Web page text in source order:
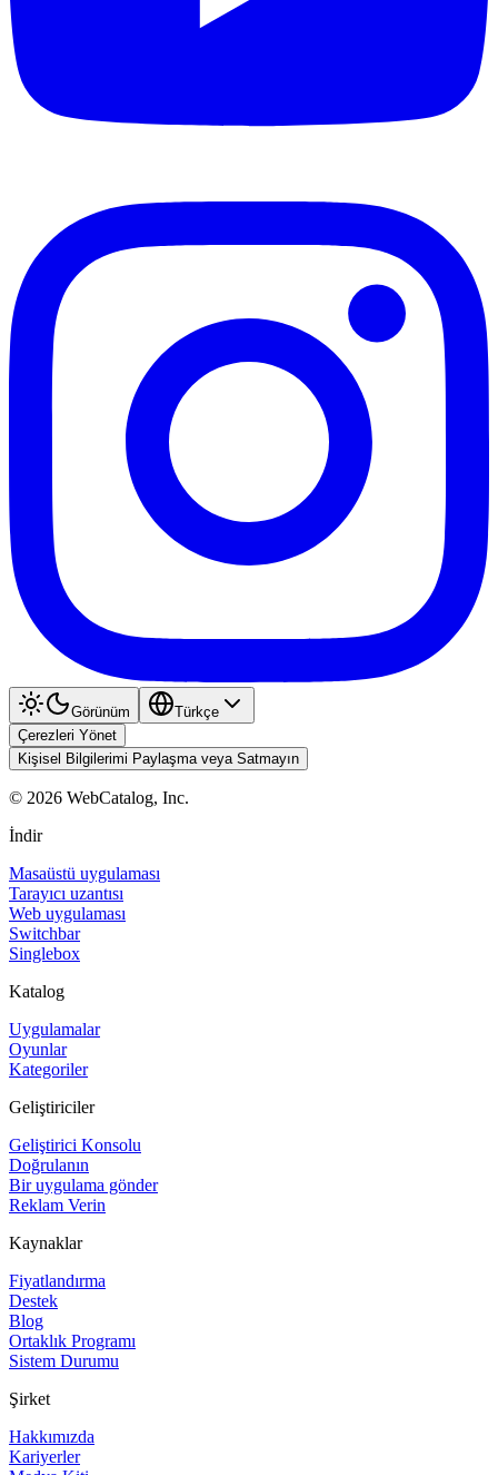
Görünüm
Türkçe
Çerezleri Yönet
Kişisel Bilgilerimi Paylaşma veya Satmayın
© 2026 WebCatalog, Inc.
İndir
Masaüstü uygulaması
Tarayıcı uzantısı
Web uygulaması
Switchbar
Singlebox
Katalog
Uygulamalar
Oyunlar
Kategoriler
Geliştiriciler
Geliştirici Konsolu
Doğrulanın
Bir uygulama gönder
Reklam Verin
Kaynaklar
Fiyatlandırma
Destek
Blog
Ortaklık Programı
Sistem Durumu
Şirket
Hakkımızda
Kariyerler